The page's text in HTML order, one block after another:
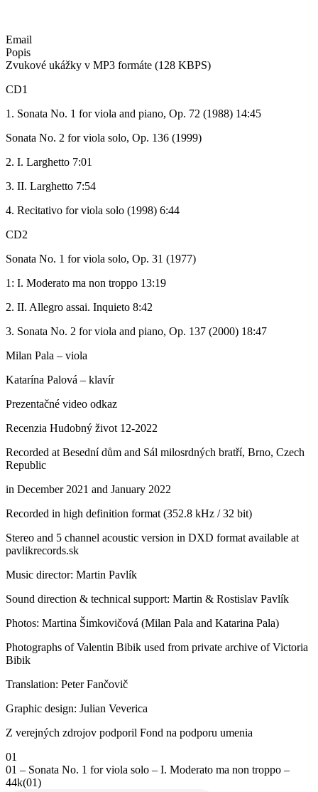
Email
Popis
Zvukové ukážky v MP3 formáte (128 KBPS)
CD1
1. Sonata No. 1 for viola and piano, Op. 72 (1988) 14:45
Sonata No. 2 for viola solo, Op. 136 (1999)
2. I. Larghetto 7:01
3. II. Larghetto 7:54
4. Recitativo for viola solo (1998) 6:44
CD2
Sonata No. 1 for viola solo, Op. 31 (1977)
1: I. Moderato ma non troppo 13:19
2. II. Allegro assai. Inquieto 8:42
3. Sonata No. 2 for viola and piano, Op. 137 (2000) 18:47
Milan Pala – viola
Katarína Palová – klavír
Prezentačné video odkaz
Recenzia Hudobný život 12-2022
Recorded at Besední dům and Sál milosrdných bratří, Brno, Czech
Republic
in December 2021 and January 2022
Recorded in high definition format (352.8 kHz / 32 bit)
Stereo and 5 channel acoustic version in DXD format available at
pavlikrecords.sk
Music director: Martin Pavlík
Sound direction & technical support: Martin & Rostislav Pavlík
Photos: Martina Šimkovičová (Milan Pala and Katarina Pala)
Photographs of Valentin Bibik used from private archive of Victoria
Bibik
Translation: Peter Fančovič
Graphic design: Julian Veverica
Z verejných zdrojov podporil Fond na podporu umenia
01
01 – Sonata No. 1 for viola solo – I. Moderato ma non troppo –
44k(01)